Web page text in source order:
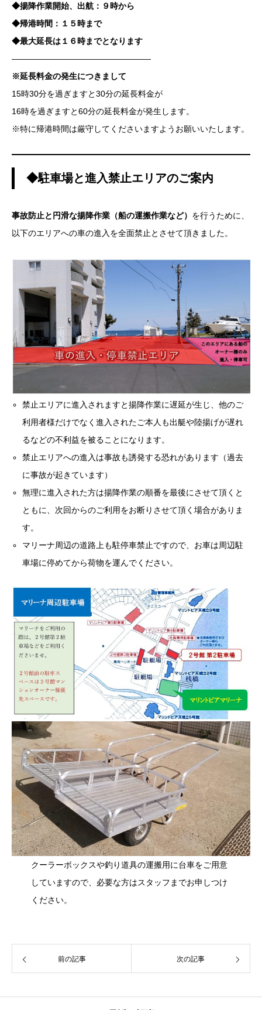
◆揚降作業開始、出航：９時から
◆帰港時間：１５時まで
◆最大延長は１６時までとなります
—————————————————
※延長料金の発生につきまして
15時30分を過ぎますと30分の延長料金が
16時を過ぎますと60分の延長料金が発生します。
※特に帰港時間は厳守してくださいますようお願いいたします。
◆駐車場と進入禁止エリアのご案内
事故防止と円滑な揚降作業（船の運搬作業など） を行うために、
以下のエリアへの車の進入を全面禁止とさせて頂きました。
禁止エリアに進入されますと揚降作業に遅延が生じ、他のご
利用者様だけでなく進入されたご本人も出艇や陸揚げが遅れ
るなどの不利益を被ることになります。
禁止エリアへの進入は事故も誘発する恐れがあります（過去
に事故が起きています）
無理に進入された方は揚降作業の順番を最後にさせて頂くと
ともに、次回からのご利用をお断りさせて頂く場合がありま
す。
マリーナ周辺の道路上も駐停車禁止ですので、お車は周辺駐
車場に停めてから荷物を運んでください。
クーラーボックスや釣り道具の運搬用に台車をご用意
していますので、必要な方はスタッフまでお申しつけ
ください。
前の記事 次の記事